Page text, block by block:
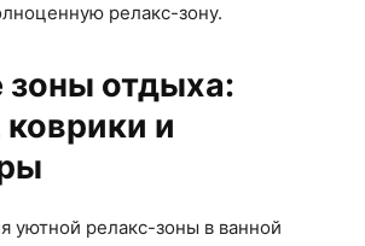
релакс-зону.
зоны отдыха:
коврики и
уютной релакс-зоны в ванной